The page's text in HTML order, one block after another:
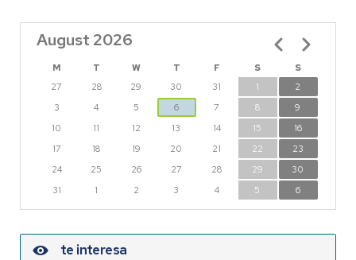
August 2026
M T W T F S
S
27
28 29 30 31 1
2
3
4 5 6 7 8
9
10
11 12 13 14 15
16
17
18 19 20 21 22
23
24
25 26 27 28 29
30
31
1 2 3 4 5 6
Pagination
te interesa